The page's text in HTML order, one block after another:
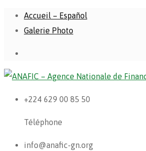
Accueil – Español
Galerie Photo
+224 629 00 85 50
Téléphone
info@anafic-gn.org